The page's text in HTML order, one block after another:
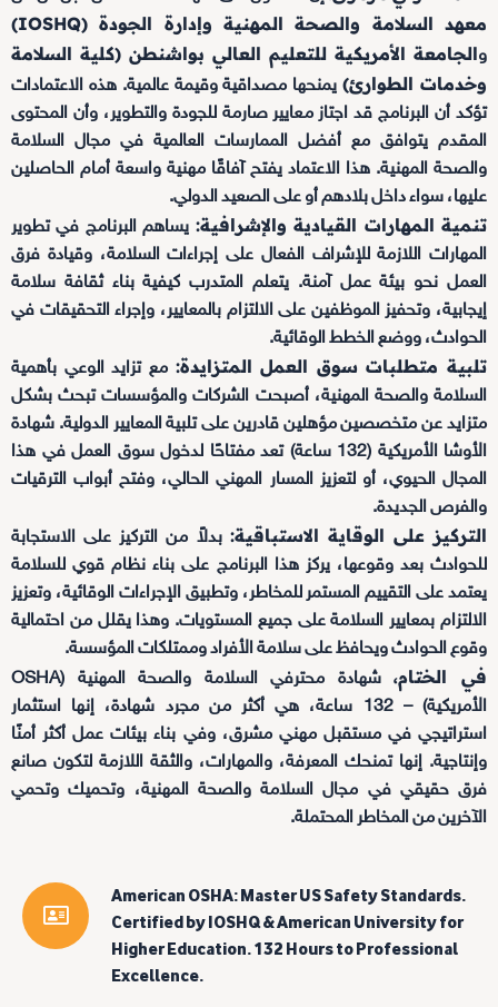
معهد السلامة والصحة المهنية وإدارة الجودة (IOSHQ)
والجامعة الأمريكية للتعليم العالي بواشنطن (كلية السلامة
وخدمات الطوارئ)يمنحها مصداقية وقيمة عالمية. هذه الاعتمادات
تؤكد أن البرنامج قد اجتاز معايير صارمة للجودة والتطوير، وأن المحتوى
المقدم يتوافق مع أفضل الممارسات العالمية في مجال السلامة
والصحة المهنية. هذا الاعتماد يفتح آفاقًا مهنية واسعة أمام الحاصلين
عليها، سواء داخل بلادهم أو على الصعيد الدولي.
تنمية المهارات القيادية والإشرافية: يساهم البرنامج في تطوير
المهارات اللازمة للإشراف الفعال على إجراءات السلامة، وقيادة فرق
العمل نحو بيئة عمل آمنة. يتعلم المتدرب كيفية بناء ثقافة سلامة
إيجابية، وتحفيز الموظفين على الالتزام بالمعايير، وإجراء التحقيقات في
الحوادث، ووضع الخطط الوقائية.
تلبية متطلبات سوق العمل المتزايدة: مع تزايد الوعي بأهمية
السلامة والصحة المهنية، أصبحت الشركات والمؤسسات تبحث بشكل
متزايد عن متخصصين مؤهلين قادرين على تلبية المعايير الدولية. شهادة
الأوشا الأمريكية (132 ساعة) تعد مفتاحًا لدخول سوق العمل في هذا
المجال الحيوي، أو لتعزيز المسار المهني الحالي، وفتح أبواب الترقيات
والفرص الجديدة.
التركيز على الوقاية الاستباقية: بدلاً من التركيز على الاستجابة
للحوادث بعد وقوعها، يركز هذا البرنامج على بناء نظام قوي للسلامة
يعتمد على التقييم المستمر للمخاطر، وتطبيق الإجراءات الوقائية، وتعزيز
الالتزام بمعايير السلامة على جميع المستويات. وهذا يقلل من احتمالية
وقوع الحوادث ويحافظ على سلامة الأفراد وممتلكات المؤسسة.
في الختام،
شهادة محترفي السلامة والصحة المهنية (OSHA
الأمريكية) – 132 ساعة، هي أكثر من مجرد شهادة، إنها استثمار
استراتيجي في مستقبل مهني مشرق، وفي بناء بيئات عمل أكثر أمنًا
وإنتاجية. إنها تمنحك المعرفة، والمهارات، والثقة اللازمة لتكون صانع
فرق حقيقي في مجال السلامة والصحة المهنية، وتحميك وتحمي
الآخرين من المخاطر المحتملة.
American OSHA: Master US Safety Standards.
Certified by IOSHQ & American University for
Higher Education. 132 Hours to Professional
Excellence.